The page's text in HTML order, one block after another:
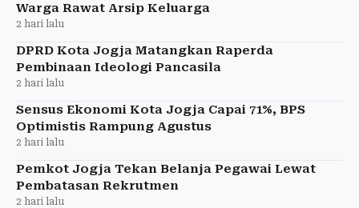
Warga Rawat Arsip Keluarga
2 hari lalu
DPRD Kota Jogja Matangkan Raperda
Pembinaan Ideologi Pancasila
2 hari lalu
Sensus Ekonomi Kota Jogja Capai 71%, BPS
Optimistis Rampung Agustus
2 hari lalu
Pemkot Jogja Tekan Belanja Pegawai Lewat
Pembatasan Rekrutmen
2 hari lalu